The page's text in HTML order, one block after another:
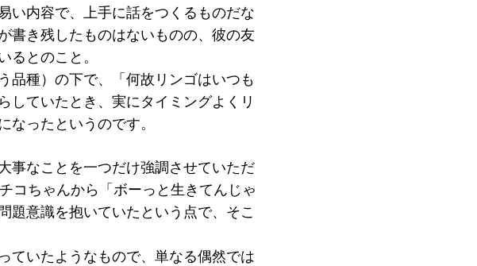
い内容で、上手に話をつくるものだな
書き残したものはないものの、彼の友
とのこと。
品種）の下で、「何故リンゴはいつも
していたとき、実にタイミングよくリ
ったというのです。
事なことを一つだけ強調させていただ
コちゃんから「ボーっと生きてんじゃ
題意識を抱いていたという点で、そこ
ていたようなもので、単なる偶然では